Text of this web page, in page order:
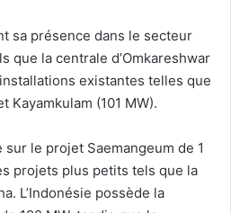
sa présence dans le secteur
que la centrale d’Omkareshwar
existantes telles que
Kayamkulam (101 MW).
le projet Saemangeum de 1
projets plus petits tels que la
L’Indonésie possède la